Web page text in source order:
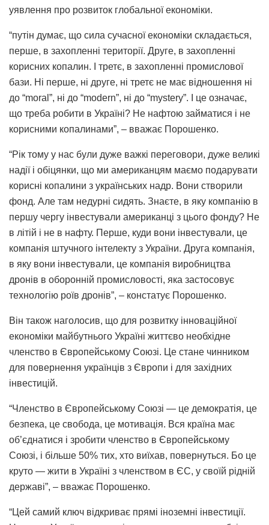
уявлення про розвиток глобальної економіки.
“путін думає, що сила сучасної економіки складається,
перше, в захопленні території. Друге, в захопленні
корисних копалин. І третє, в захопленні промислової
бази. Ні перше, ні друге, ні третє не має відношення ні
до “moral”, ні до “modern”, ні до “mystery”. І це означає,
що треба робити в Україні? Не нафтою займатися і не
корисними копалинами”, – вважає Порошенко.
“Рік тому у нас були дуже важкі переговори, дуже великі
надії і обіцянки, що ми американцям маємо подарувати
корисні копалини з українських надр. Вони створили
фонд. Але там недурні сидять. Знаєте, в яку компанію в
першу чергу інвестували американці з цього фонду? Не
в літій і не в нафту. Перше, куди вони інвестували, це
компанія штучного інтелекту з України. Друга компанія,
в яку вони інвестували, це компанія виробництва
дронів в оборонній промисловості, яка застосовує
технологію роїв дронів”, – констатує Порошенко.
Він також наголосив, що для розвитку інноваційної
економіки майбутнього Україні життєво необхідне
членство в Європейському Союзі. Це стане чинником
для повернення українців з Європи і для західних
інвестицій.
“Членство в Європейському Союзі — це демократія, це
безпека, це свобода, це мотивація. Вся країна має
об’єднатися і зробити членство в Європейському
Союзі, і більше 50% тих, хто виїхав, повернуться. Бо це
круто — жити в Україні з членством в ЄС, у своїй рідній
державі”, – вважає Порошенко.
“Цей самий ключ відкриває прямі іноземні інвестиції.